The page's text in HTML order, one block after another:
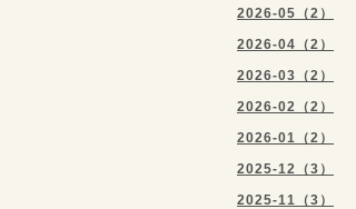
2026-05（2）
2026-04（2）
2026-03（2）
2026-02（2）
2026-01（2）
2025-12（3）
2025-11（3）